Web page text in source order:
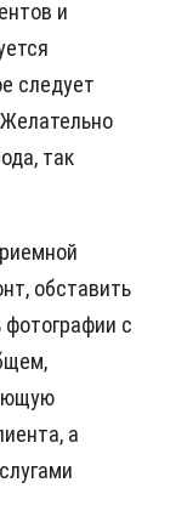
и
следует
так
обставить
фотографии с
а